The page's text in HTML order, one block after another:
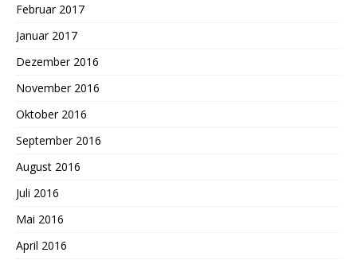
Februar 2017
Januar 2017
Dezember 2016
November 2016
Oktober 2016
September 2016
August 2016
Juli 2016
Mai 2016
April 2016